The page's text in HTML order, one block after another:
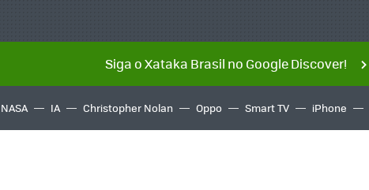
Siga o Xataka Brasil no Google Discover!
NASA IA Christopher Nolan Oppo Smart TV iPhone